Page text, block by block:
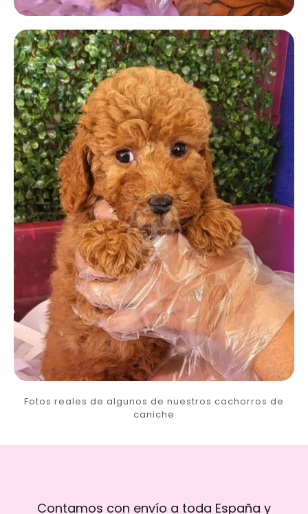
Fotos reales de algunos de nuestros cachorros de
caniche
Contamos con envío a toda España y